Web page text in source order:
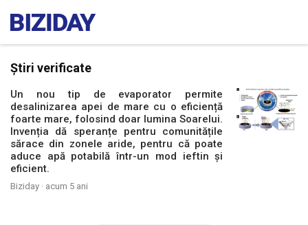
Știri verificate
Un nou tip de evaporator permite
desalinizarea apei de mare cu o eficiență
foarte mare, folosind doar lumina Soarelui.
Invenția dă speranțe pentru comunitățile
sărace din zonele aride, pentru că poate
aduce apă potabilă într-un mod ieftin și
eficient.
Biziday · acum 5 ani